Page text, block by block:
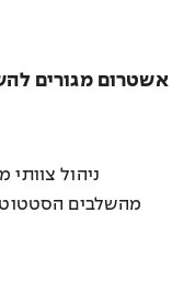
אשטרום מגורים
מהשלבים